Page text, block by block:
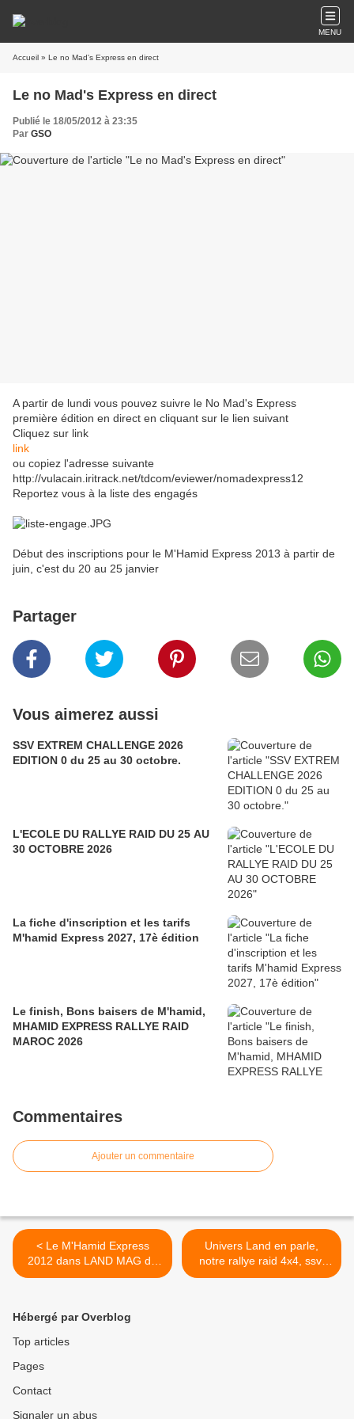
MENU
Accueil » Le no Mad's Express en direct
Le no Mad's Express en direct
Publié le 18/05/2012 à 23:35
Par GSO
A partir de lundi vous pouvez suivre le No Mad's Express
première édition en direct en cliquant sur le lien suivant
Cliquez sur link
link
ou copiez l'adresse suivante
http://vulacain.iritrack.net/tdcom/eviewer/nomadexpress12
Reportez vous à la liste des engagés
Début des inscriptions pour le M'Hamid Express 2013 à partir de
juin, c'est du 20 au 25 janvier
Partager
Vous aimerez aussi
SSV EXTREM CHALLENGE 2026
EDITION 0 du 25 au 30 octobre.
L'ECOLE DU RALLYE RAID DU 25 AU
30 OCTOBRE 2026
La fiche d'inscription et les tarifs
M'hamid Express 2027, 17è édition
Le finish, Bons baisers de M'hamid,
MHAMID EXPRESS RALLYE RAID
MAROC 2026
Commentaires
Ajouter un commentaire
< Le M'Hamid Express
2012 dans LAND MAG du
mois d'avril
Univers Land en parle,
notre rallye raid 4x4, ssv,
moto quad et camion au
Hébergé par Overblog
Top articles
Pages
Contact
Signaler un abus